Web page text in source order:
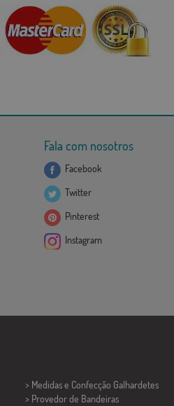
Fala com nosotros
Facebook
Twitter
Pinterest
Instagram
> Medidas e Confecção Galhardetes
> Provedor de Bandeiras